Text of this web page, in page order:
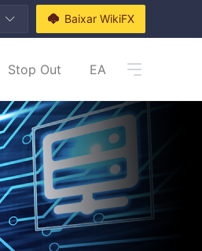
Baixar WikiFX
Stop Out EA